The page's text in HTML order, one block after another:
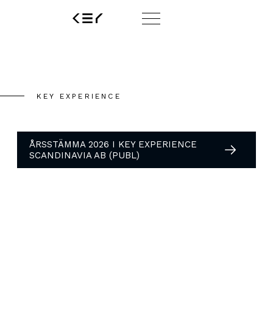
KEY EXPERIENCE
ÅRSSTÄMMA 2026 I KEY EXPERIENCE
SCANDINAVIA AB (PUBL)